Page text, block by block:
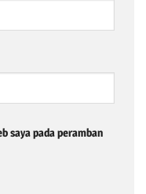
saya pada peramban